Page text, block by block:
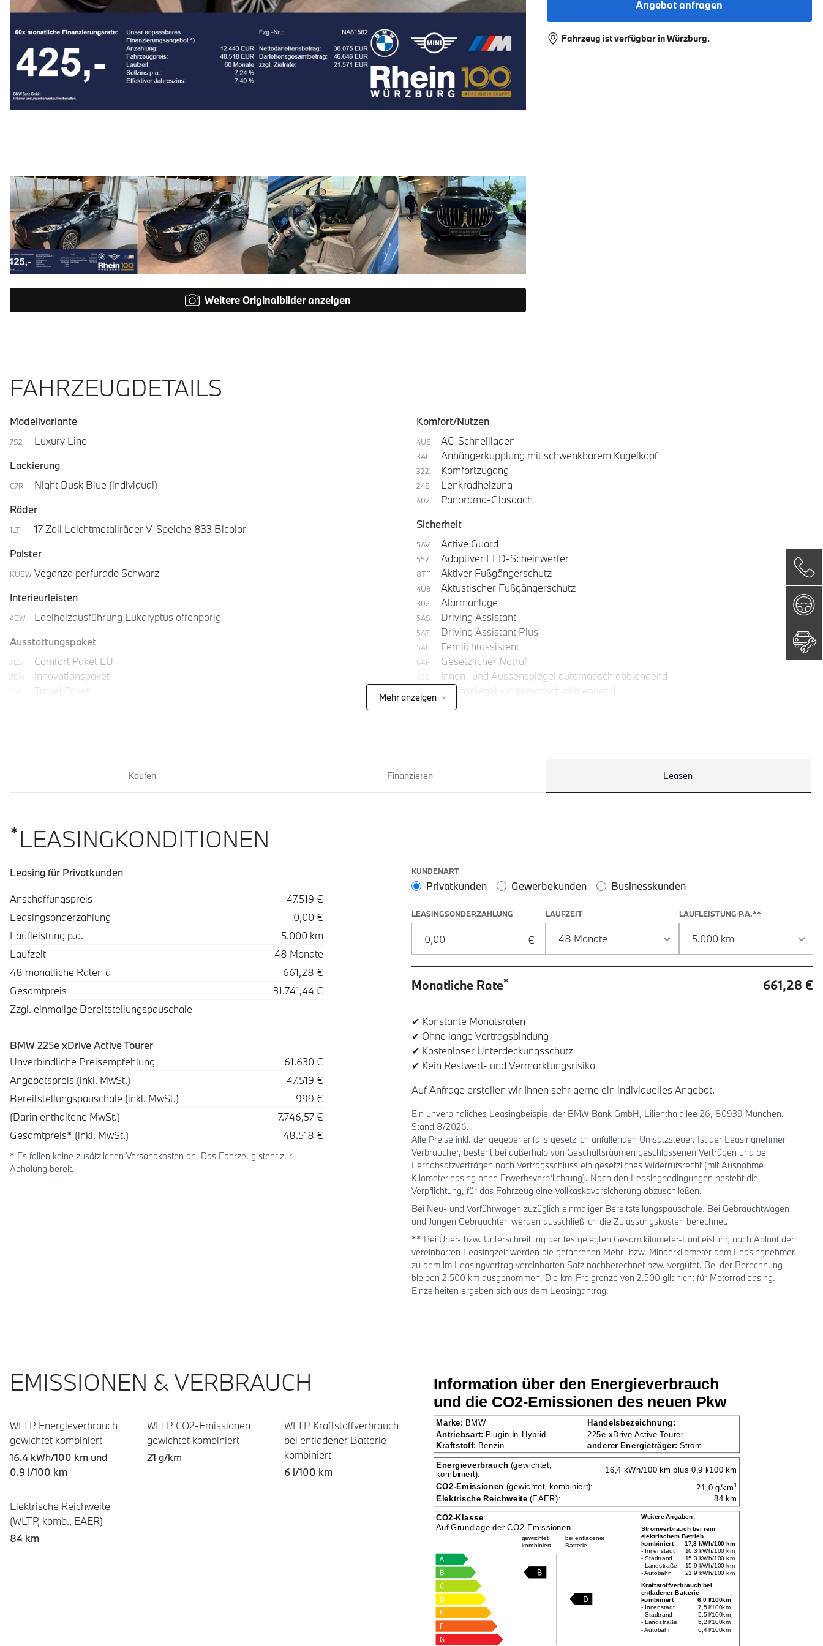
Weitere Originalbilder anzeigen
Angebot anfragen
Fahrzeug ist verfügbar in Würzburg.
FAHRZEUGDETAILS
Modellvariante
7S2
Luxury Line
Lackierung
C7R
Night Dusk Blue (individual)
Räder
1LT
17 Zoll Leichtmetallräder V-Speiche 833 Bicolor
Polster
KUSW Veganza perfurado Schwarz
Interieurleisten
4EW
Edelholzausführung Eukalyptus offenporig
Ausstattungspaket
7LG Comfort Paket EU
7EW Innovationspaket
Travel Paket
Komfort/Nutzen
4U8 AC-Schnellladen
3AC Anhängerkupplung mit schwenkbarem Kugelkopf
322 Komfortzugang
248 Lenkradheizung
402
Panorama-Glasdach
Sicherheit
5AV Active Guard
552 Adaptiver LED-Scheinwerfer
8TF Aktiver Fußgängerschutz
4U9 Aktustischer Fußgängerschutz
302 Alarmanlage
5AS Driving Assistant
5AT Driving Assistant Plus
5AC Fernlichtassistent
6AF Gesetzlicher Notruf
430 Innen- und Aussenspiegel automatisch abblendend
Innenspiegel - automatisch abblendend
Parking Assistant Professional
Mehr anzeigen
Kaufen Finanzieren Leasen
*LEASINGKONDITIONEN
Leasing für Privatkunden
SpezifikationWert
Anschaffungspreis
47.519 €
Leasingsonderzahlung
0,00 €
Laufleistung p.a.
5.000 km
Laufzeit
48 Monate
48 monatliche Raten à
661,28 €
Gesamtpreis
31.741,44 €
Zzgl. einmalige Bereitstellungspauschale
BMW 225e xDrive Active Tourer
Beschreibung Betrag
Unverbindliche Preisempfehlung
61.630 €
Angebotspreis (inkl. MwSt.)
47.519 €
Bereitstellungspauschale (inkl. MwSt.)
999 €
(Darin enthaltene MwSt.)
7.746,57 €
Gesamtpreis* (inkl. MwSt.)
48.518 €
* Es fallen keine zusätzlichen Versandkosten an. Das Fahrzeug steht zur
Abholung bereit.
Leasingoptionen: Sonderzahlung und Laufzeit
KUNDENART
Privatkunden Gewerbekunden Businesskunden
LEASINGSONDERZAHLUNG LAUFZEIT LAUFLEISTUNG P.A.**
Monatliche Rate* 661,28 €
✔ Konstante Monatsraten
✔ Ohne lange Vertragsbindung
✔ Kostenloser Unterdeckungsschutz
✔ Kein Restwert- und Vermarktungsrisiko
Auf Anfrage erstellen wir Ihnen sehr gerne ein individuelles Angebot.
Ein unverbindliches Leasingbeispiel der BMW Bank GmbH, Lilienthalallee 26, 80939 München.
Stand 8/2026.
Alle Preise inkl. der gegebenenfalls gesetzlich anfallenden Umsatzsteuer. Ist der Leasingnehmer
Verbraucher, besteht bei außerhalb von Geschäftsräumen geschlossenen Verträgen und bei
Fernabsatzverträgen nach Vertragsschluss ein gesetzliches Widerrufsrecht (mit Ausnahme
Kilometerleasing ohne Erwerbsverpflichtung). Nach den Leasingbedingungen besteht die
Verpflichtung, für das Fahrzeug eine Vollkaskoversicherung abzuschließen.
Bei Neu- und Vorführwagen zuzüglich einmaliger Bereitstellungspauschale. Bei Gebrauchtwagen
und Jungen Gebrauchten werden ausschließlich die Zulassungskosten berechnet.
** Bei Über- bzw. Unterschreitung der festgelegten Gesamtkilometer-Laufleistung nach Ablauf der
vereinbarten Leasingzeit werden die gefahrenen Mehr- bzw. Minderkilometer dem Leasingnehmer
zu dem im Leasingvertrag vereinbarten Satz nachberechnet bzw. vergütet. Bei der Berechnung
bleiben 2.500 km ausgenommen. Die km-Freigrenze von 2.500 gilt nicht für Motorradleasing.
Einzelheiten ergeben sich aus dem Leasingantrag.
EMISSIONEN & VERBRAUCH
WLTP Energieverbrauch
gewichtet kombiniert
16.4 kWh/100 km und
0.9 l/100 km
WLTP CO2-Emissionen
gewichtet kombiniert
21 g/km
WLTP Kraftstoffverbrauch
bei entladener Batterie
kombiniert
6 l/100 km
Elektrische Reichweite
(WLTP, komb., EAER)
84 km